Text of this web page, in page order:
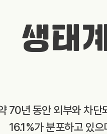
생태
70년 동안 외부와 차단
16.1%가 분포하고 있